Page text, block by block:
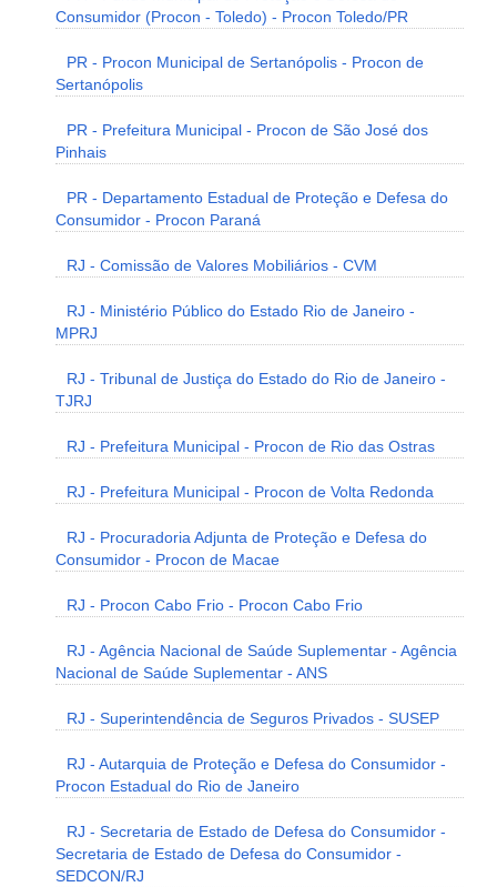
Consumidor (Procon - Toledo) - Procon Toledo/PR
PR - Procon Municipal de Sertanópolis - Procon de
Sertanópolis
PR - Prefeitura Municipal - Procon de São José dos
Pinhais
PR - Departamento Estadual de Proteção e Defesa do
Consumidor - Procon Paraná
RJ - Comissão de Valores Mobiliários - CVM
RJ - Ministério Público do Estado Rio de Janeiro -
MPRJ
RJ - Tribunal de Justiça do Estado do Rio de Janeiro -
TJRJ
RJ - Prefeitura Municipal - Procon de Rio das Ostras
RJ - Prefeitura Municipal - Procon de Volta Redonda
RJ - Procuradoria Adjunta de Proteção e Defesa do
Consumidor - Procon de Macae
RJ - Procon Cabo Frio - Procon Cabo Frio
RJ - Agência Nacional de Saúde Suplementar - Agência
Nacional de Saúde Suplementar - ANS
RJ - Superintendência de Seguros Privados - SUSEP
RJ - Autarquia de Proteção e Defesa do Consumidor -
Procon Estadual do Rio de Janeiro
RJ - Secretaria de Estado de Defesa do Consumidor -
Secretaria de Estado de Defesa do Consumidor -
SEDCON/RJ